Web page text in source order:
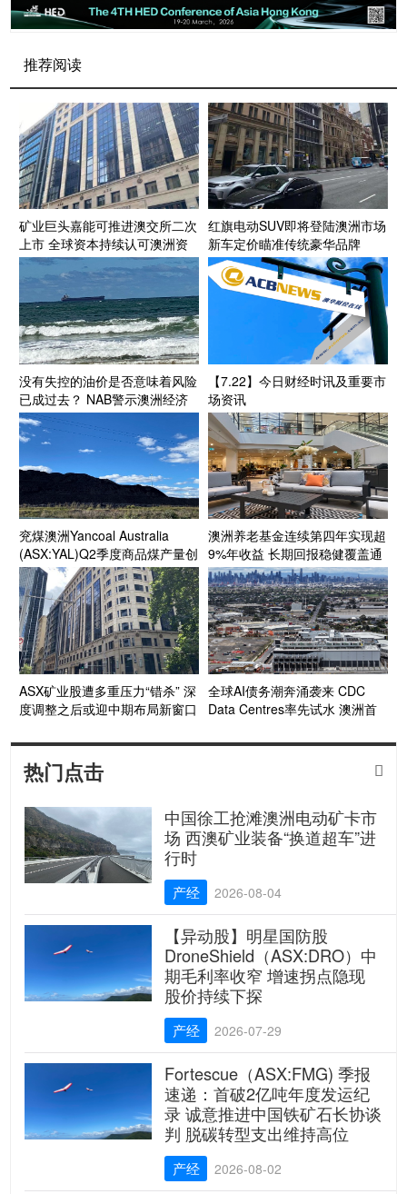
推荐阅读
矿业巨头嘉能可推进澳交所二次
上市 全球资本持续认可澳洲资
源投资生态
红旗电动SUV即将登陆澳洲市场
新车定价瞄准传统豪华品牌
没有失控的油价是否意味着风险
已成过去？ NAB警示澳洲经济
面临“滚动式”能源成本压力
【7.22】今日财经时讯及重要市
场资讯
兖煤澳洲Yancoal Australia
(ASX:YAL)Q2季度商品煤产量创
新高 年产量预计达指导区间上
段 Kestrel煤矿收购获FIRB批准
收官在望
澳洲养老基金连续第四年实现超
9%年收益 长期回报稳健覆盖通
胀目标
ASX矿业股遭多重压力“错杀” 深
度调整之后或迎中期布局新窗口
全球AI债务潮奔涌袭来 CDC
Data Centres率先试水 澳洲首
热门点击 
中国徐工抢滩澳洲电动矿卡市
场 西澳矿业装备“换道超车”进
行时
产经 2026-08-04
【异动股】明星国防股
DroneShield（ASX:DRO）中
期毛利率收窄 增速拐点隐现
股价持续下探
产经 2026-07-29
Fortescue（ASX:FMG) 季报
速递：首破2亿吨年度发运纪
录 诚意推进中国铁矿石长协谈
判 脱碳转型支出维持高位
产经 2026-08-02